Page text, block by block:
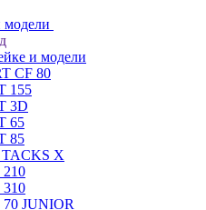
и модели
CF 80
155
3D
65
85
TACKS X
JUNIOR